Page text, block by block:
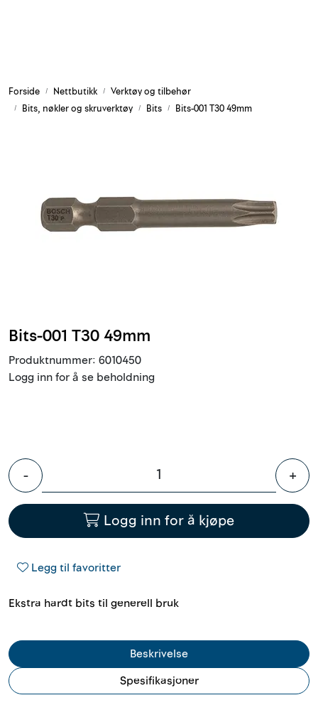
Forside Nettbutikk
Verktøy og tilbehør
Bits, nøkler og skruverktøy
Bits Bits-001 T30 49mm
Bits-001 T30 49mm
Produktnummer: 6010450
Logg inn for å se beholdning
- +
Logg inn for å kjøpe
Legg til favoritter
Ekstra hardt bits til generell bruk
Beskrivelse
Spesifikasjoner
Belysning og sesong
Forskaling
Innstøpningsgods
Mur og mørtel
Verktøy og tilbehør
Tjenester
Prosjekter
Outlet